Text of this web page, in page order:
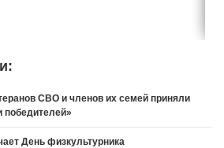
СВО и членов их семей приняли
победителей»
День физкультурника